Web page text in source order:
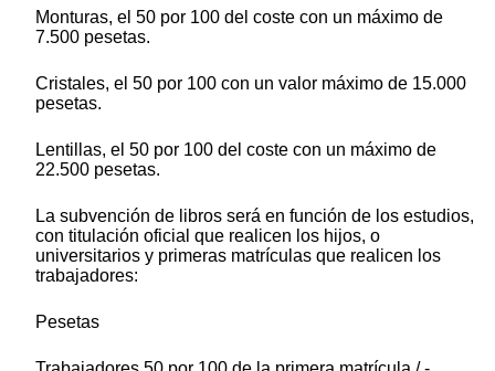
Monturas, el 50 por 100 del coste con un máximo de
7.500 pesetas.
Cristales, el 50 por 100 con un valor máximo de 15.000
pesetas.
Lentillas, el 50 por 100 del coste con un máximo de
22.500 pesetas.
La subvención de libros será en función de los estudios,
con titulación oficial que realicen los hijos, o
universitarios y primeras matrículas que realicen los
trabajadores:
Pesetas